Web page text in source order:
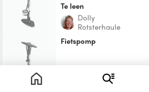
Te leen
Dolly
Rotsterhaule
fietspomp